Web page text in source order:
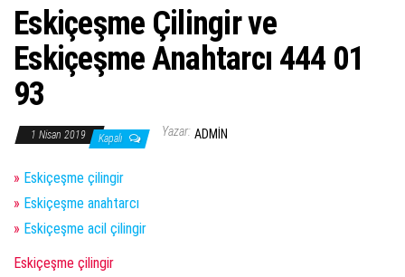
Eskiçeşme Çilingir ve
Eskiçeşme Anahtarcı 444 01
93
1 Nisan 2019 Kapalı Yazar: ADMIN
» Eskiçeşme çilingir
» Eskiçeşme anahtarcı
» Eskiçeşme acil çilingir
Eskiçeşme çilingir